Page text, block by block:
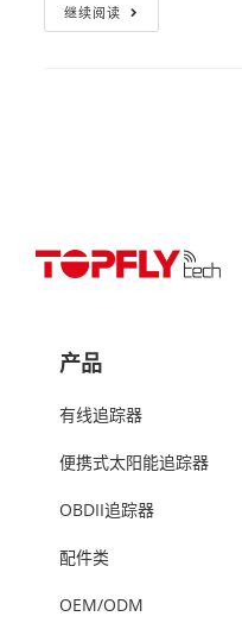
继续阅读
产品
有线追踪器
便携式太阳能追踪器
OBDII追踪器
配件类
OEM/ODM